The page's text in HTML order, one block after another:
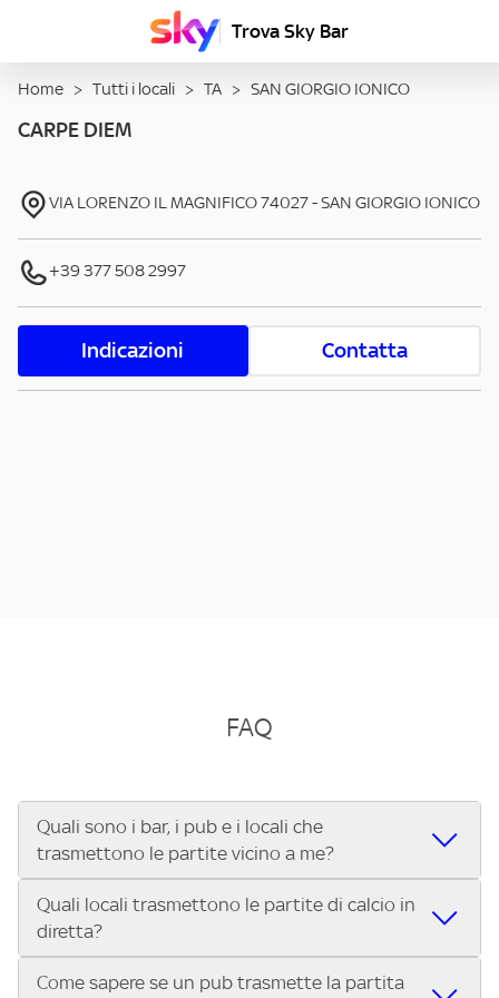
Trova Sky Bar
Home > Tutti i locali > TA > SAN GIORGIO IONICO
CARPE DIEM
VIA LORENZO IL MAGNIFICO74027-SAN GIORGIO IONICO
+39 377 508 2997
Indicazioni Contatta
FAQ
Quali sono i bar, i pub e i locali che
trasmettono le partite vicino a me?
Se cerchi un bar, pub, ristorante o locale vicino a te per
vedere le partite di Serie A ENILIVE, la Serie C Sky Wifi, la
UEFA Champions League, la UEFA Europa League, la UEFA
Conference League, il Tennis, la Formula 1®, la MotoGP™ e
Quali locali trasmettono le partite di calcio in
diretta?
Vuoi sapere quali bar, pub o ristoranti mostrano le partite
Come sapere se un pub trasmette la partita